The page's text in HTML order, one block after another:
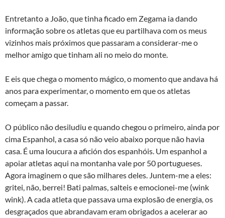
Entretanto a João, que tinha ficado em Zegama ia dando
informação sobre os atletas que eu partilhava com os meus
vizinhos mais próximos que passaram a considerar-me o
melhor amigo que tinham ali no meio do monte.
E eis que chega o momento mágico, o momento que andava há
anos para experimentar, o momento em que os atletas
começam a passar.
O público não desiludiu e quando chegou o primeiro, ainda por
cima Espanhol, a casa só não veio abaixo porque não havia
casa. É uma loucura a afición dos espanhóis. Um espanhol a
apoiar atletas aqui na montanha vale por 50 portugueses.
Agora imaginem o que são milhares deles. Juntem-me a eles:
gritei, não, berrei! Bati palmas, salteis e emocionei-me (wink
wink). A cada atleta que passava uma explosão de energia, os
desgraçados que abrandavam eram obrigados a acelerar ao